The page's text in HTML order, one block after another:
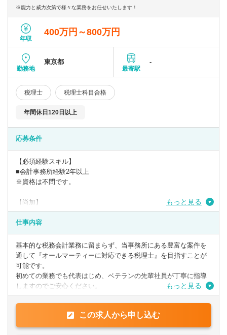
M&A、事業承継、資産税などの案件も豊富にあります。
＜補足＞
クライアント規模：売上数千万円～数百億円
担当社数：10～12社程度
クライアント属性は法人がメインとなります。
※能力と威力次第で様々な業務をお任せいたします！
年収
400万円～800万円
勤務地
東京都
最寄駅
-
税理士 税理士科目合格
年間休日120日以上
応募条件
【必須経験スキル】
■会計事務所経験2年以上
※資格は不問です。
【尚加】
■税理士有資格者の方
■税理試験科目合格者
もっと見る
仕事内容
基本的な税務会計業務に留まらず、当事務所にある豊富な案件を
通して『オールマーティーに対応できる税理士』を目指すことが
可能です。
初めての業務でも代表はじめ、ベテランの先輩社員が丁寧に指導
しますのでご安心ください。
＜税理士補助業務＞
■入力業務、月次巡回監査、決算業務、
■法人・個人申告業務及び相続税の申告業務
もっと見る
この求人から申し込む